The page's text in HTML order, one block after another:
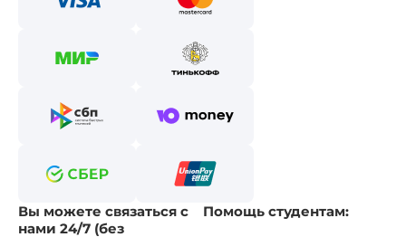
Вы можете связаться с
нами 24/7 (без
Помощь студентам: